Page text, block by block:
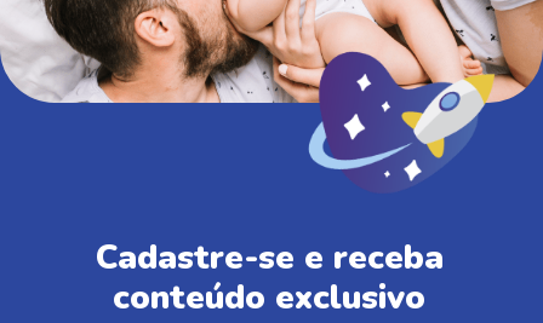
Cadastre-se e receba
conteúdo exclusivo